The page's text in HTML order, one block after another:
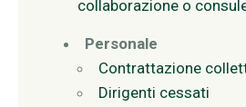
collaborazione o
Personale
Contrattazione
Dirigenti cessati